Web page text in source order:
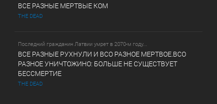
ВСЕ РАЗНЫЕ МЕРТВЫЕ КОМ
THE DEAD
Последний гражданин Латвии умрет в 2070-м году...
ВСЕ РАЗНЫЕ РУХНУЛИ И ВСО РАЗНОЕ МЕРТВОЕ.ВСО
РАЗНОЕ УНИЧТОЖИНО: БОЛЬШЕ НЕ СУЩЕСТВУЕТ
БЕССМЕРТИЕ
THE DEAD